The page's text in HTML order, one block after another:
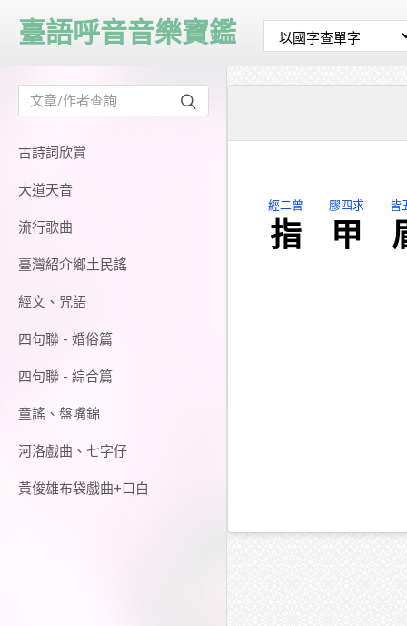
古詩詞欣賞
大道天音
流行歌曲
臺灣紹介鄉土民謠
經文、咒語
四句聯 - 婚俗篇
四句聯 - 綜合篇
童謠、盤嘴錦
河洛戲曲、七字仔
黃俊雄布袋戲曲+口白
臺語呼音音樂寶鑑
經二曾
指
膠四求
甲
皆